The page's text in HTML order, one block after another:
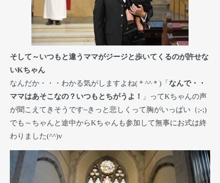
そして～いつもと違うママがジージと歩いてくるのが許せな
いKちゃん
なんだか・・・わかる気がしますよね(＊^^＊)「なんで・・
ママはあそこなの？いつもとちがうよ！
」ってKちゃんの声
が聞こえてきそうです~きっと悲しくって胸がいっぱい（;-;)
でも～ちゃんと途中からKちゃんも参加して無事にお式は終
わりました(^^)v